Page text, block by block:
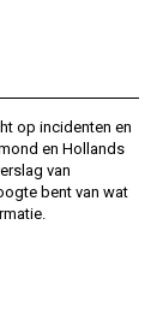
op incidenten en
en Hollands
van
bent van wat